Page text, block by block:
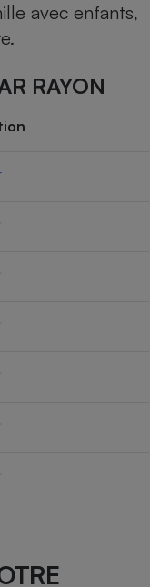
avec enfants,
RAYON